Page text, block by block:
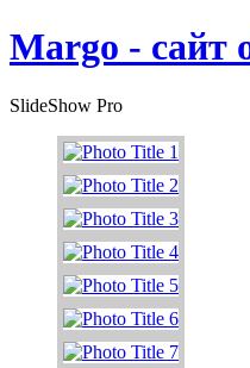
Margo - сайт
SlideShow Pro